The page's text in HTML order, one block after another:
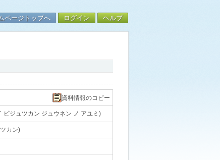
ページトップへ ログイン ヘルプ
資料情報のコピー
ジュツカン ジュウネン ノ アユミ)
カン)